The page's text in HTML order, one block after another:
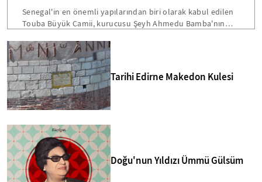
Senegal'in en önemli yapılarından biri olarak kabul edilen
Touba Büyük Camii, kurucusu Şeyh Ahmedu Bamba'nın
bulunan bu devasa yapı, hem mimarisi hem de Senegal
toplumu için taşıdığı sembolik önemle öne çıkmakta.
Bamba'nın "Beni cami inşaatından fazla hiçbir şey
ilgilendirmiyor" sözleri, Touba'yı ülkenin en etkileyici dini
merkezlerinden biri yapmakta.
Tarihi Edirne Makedon Kulesi
Doğu'nun Yıldızı Ümmü Gülsüm